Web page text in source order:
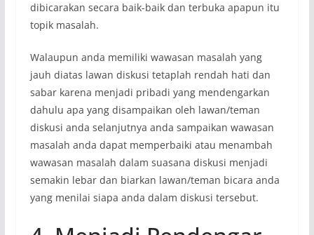
dibicarakan secara baik-baik dan terbuka apapun itu
topik masalah.
Walaupun anda memiliki wawasan masalah yang
jauh diatas lawan diskusi tetaplah rendah hati dan
sabar karena menjadi pribadi yang mendengarkan
dahulu apa yang disampaikan oleh lawan/teman
diskusi anda selanjutnya anda sampaikan wawasan
masalah anda dapat memperbaiki atau menambah
wawasan masalah dalam suasana diskusi menjadi
semakin lebar dan biarkan lawan/teman bicara anda
yang menilai siapa anda dalam diskusi tersebut.